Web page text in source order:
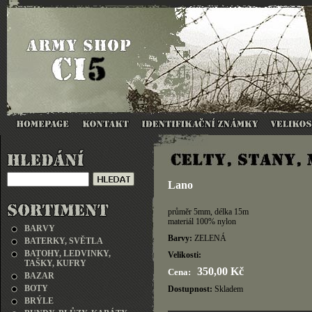
BARVY
BATERKY, SVĚTLA
BATOHY, LEDVINKY,
TAŠKY, KUFRY
BAZAR
BOTY
BRÝLE
Lano
průměr 5mm, délka 15m
materiál 100% nylon
Barvy: ZELENÁ
Velikosti:
Cena: 350,00 Kč
Dostupnost: Skladem